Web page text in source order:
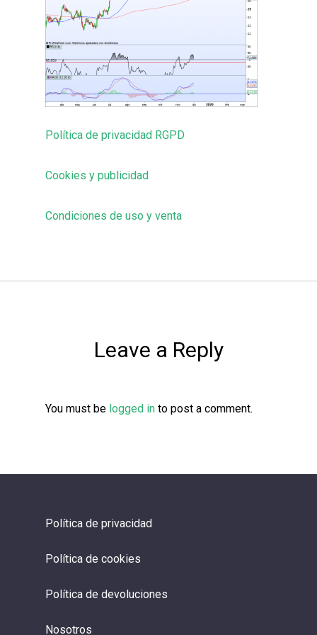
Política de privacidad RGPD
Cookies y publicidad
Condiciones de uso y venta
Leave a Reply
You must be logged in to post a comment.
Política de privacidad
Política de cookies
Política de devoluciones
Nosotros